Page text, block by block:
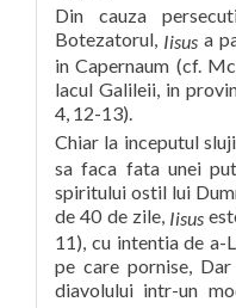
Din cauza
Botezatorul, Iisus a
in Capernaum (cf.
lacul Galileii, in
4, 12-13).
Chiar la inceputul
sa faca fata unei
spiritului ostil lui
de 40 de zile, Iisus
11), cu intentia de a-
pe care pornise,
diavolului intr-un